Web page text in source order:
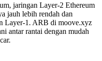
jaringan Layer-2 Ethereum
jauh lebih rendah dan
Layer-1. ARB di moove.xyz
antar rantai dengan mudah